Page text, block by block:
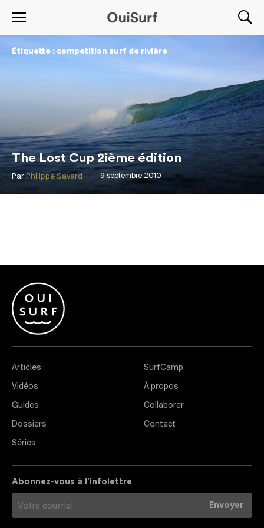
Étiquette : competition surf de rivière
The Lost Cup 2ième édition
9 septembre 2010
Par Philippe Savard
Articles
Vidéos
Guides
Dossiers
Séries
SurfCamp
À propos
Collaborer
Contact
Abonnez-vous à l’infolettre